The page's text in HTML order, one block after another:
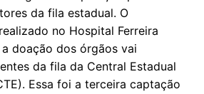
da fila estadual. O
no Hospital Ferreira
doação dos órgãos vai
da fila da Central Estadual
Essa foi a terceira captação